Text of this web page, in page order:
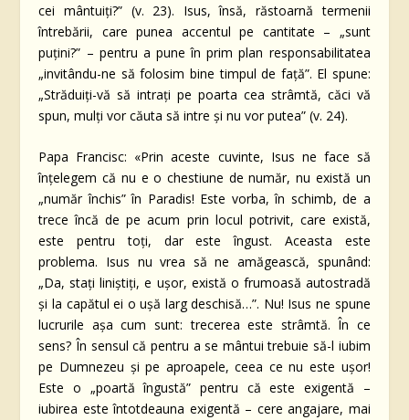
cei mântuiți?” (v. 23). Isus, însă, răstoarnă termenii
întrebării, care punea accentul pe cantitate – „sunt
puțini?” – pentru a pune în prim plan responsabilitatea
„invitându-ne să folosim bine timpul de față”. El spune:
„Străduiți-vă să intrați pe poarta cea strâmtă, căci vă
spun, mulți vor căuta să intre și nu vor putea” (v. 24).
Papa Francisc: «Prin aceste cuvinte, Isus ne face să
înțelegem că nu e o chestiune de număr, nu există un
„număr închis” în Paradis! Este vorba, în schimb, de a
trece încă de pe acum prin locul potrivit, care există,
este pentru toți, dar este îngust. Aceasta este
problema. Isus nu vrea să ne amăgească, spunând:
„Da, stați liniștiți, e ușor, există o frumoasă autostradă
și la capătul ei o ușă larg deschisă…”. Nu! Isus ne spune
lucrurile așa cum sunt: trecerea este strâmtă. În ce
sens? În sensul că pentru a se mântui trebuie să-l iubim
pe Dumnezeu și pe aproapele, ceea ce nu este ușor!
Este o „poartă îngustă” pentru că este exigentă –
iubirea este întotdeauna exigentă – cere angajare, mai